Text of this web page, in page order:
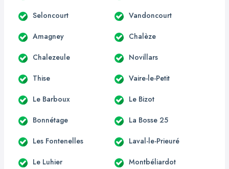
Seloncourt Vandoncourt
Amagney Chalèze
Chalezeule Novillars
Thise Vaire-le-Petit
Le Barboux Le Bizot
Bonnétage La Bosse 25
Les Fontenelles Laval-le-Prieuré
Le Luhier Montbéliardot